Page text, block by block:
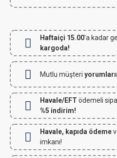
Haftaiçi 15.00'a kadar
kargoda!
Mutlu müşteri
Havale/EFT ödemeli
%5 indirim!
Havale, kapıda ödeme
imkanı!